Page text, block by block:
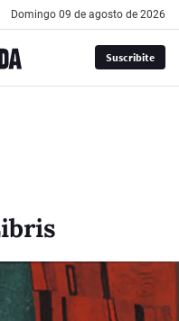
domingo 09 de agosto de 2026
Suscribite